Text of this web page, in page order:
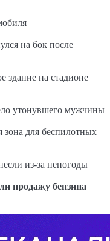
на бок после
здание на стадионе
утонувшего мужчины
зона для беспилотных
из-за непогоды
продажу бензина